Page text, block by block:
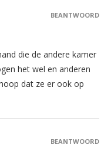
die de andere kamer
het wel en anderen
dat ze er ook op
BEANTWOORD
BEANTWOORD